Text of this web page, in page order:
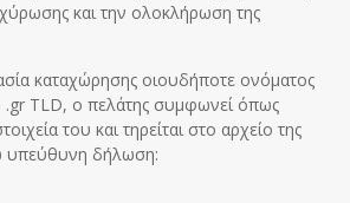
και την ολοκλήρωση της
καταχώρησης οιουδήποτε ονόματος
.gr TLD, ο πελάτης συμφωνεί όπως
του και τηρείται στο αρχείο της
υπεύθυνη δήλωση: